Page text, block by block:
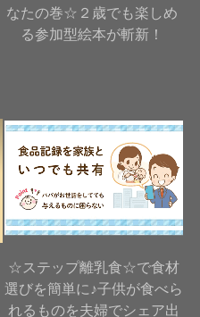
なたの巻☆２歳でも楽しめ
る参加型絵本が斬新！
☆ステップ離乳食☆で食材
選びを簡単に♪子供が食べら
れるものを夫婦でシェア出